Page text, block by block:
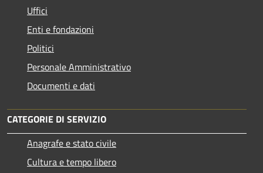
Uffici
Enti e fondazioni
Politici
Personale Amministrativo
Documenti e dati
CATEGORIE DI SERVIZIO
Anagrafe e stato civile
Cultura e tempo libero